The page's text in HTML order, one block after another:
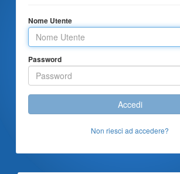
Nome Utente
Password
Accedi
Non riesci ad accedere?